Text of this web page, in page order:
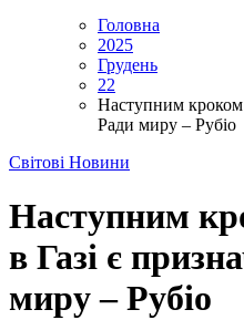
Головна
2025
Грудень
22
Наступним кроком
Ради миру – Рубіо
Світові Новини
Наступним
в Газі є
миру – Рубіо